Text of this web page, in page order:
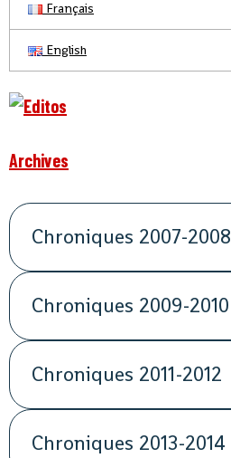
Français
English
Archives
Chroniques 2007-2008
Chroniques 2009-2010
Chroniques 2011-2012
Chroniques 2013-2014